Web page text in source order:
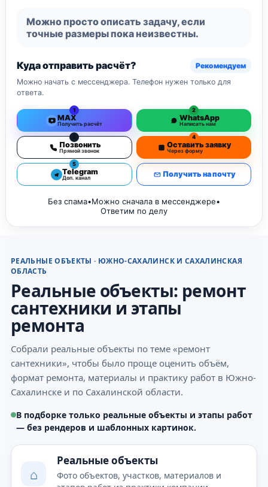
Можно просто описать задачу, если
точные размеры пока неизвестны.
Куда отправить расчёт?
Рекомендуем
Можно начать с мессенджера. Телефон нужен только для
ответа.
1
MAX
Получить расчёт
2
WhatsApp
Написать нам
3
Позвонить
Прямой звонок
4
Оставить заявку
Через форму
5
Telegram
Доп. канал Получить на почту
Без спама•Можно сначала в мессенджере•
Ответим по делу
РЕАЛЬНЫЕ ОБЪЕКТЫ · ЮЖНО-САХАЛИНСК И САХАЛИНСКАЯ
ОБЛАСТЬ
Реальные объекты: ремонт
сантехники и этапы
ремонта
Собрали реальные объекты по теме «ремонт
сантехники», чтобы было проще оценить объём,
формат ремонта, материалы и практику работ в Южно-
Сахалинске и по Сахалинской области.
В подборке только реальные объекты и этапы работ
— без рендеров и шаблонных картинок.
⌂
Реальные объекты
Фото объектов, участков, материалов и